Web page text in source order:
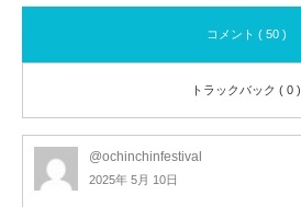
コメント ( 50 )
トラックバック ( 0 )
@ochinchinfestival
2025年 5月 10日